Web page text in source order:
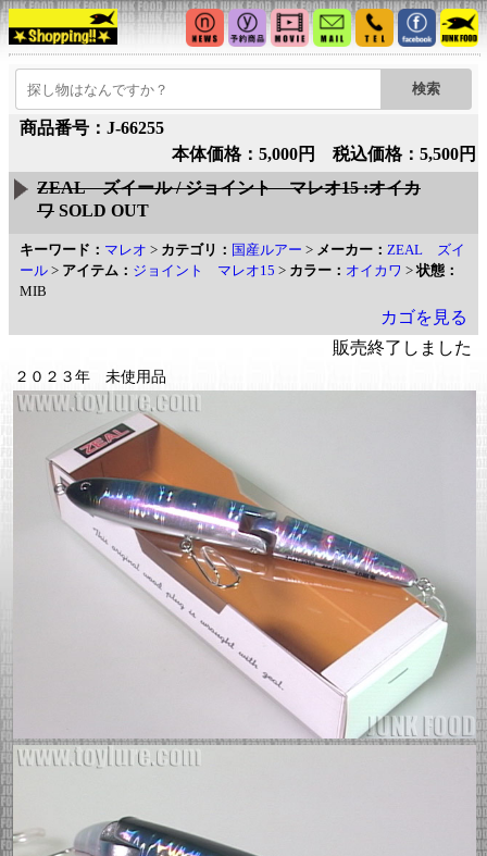
商品番号：J-66255
本体価格：5,000円 税込価格：5,500円
ZEAL ズイール / ジョイント マレオ15 :オイカ
ワ SOLD OUT
キーワード： マレオ > カテゴリ： 国産ルアー > メーカー： ZEAL ズイ
ール > アイテム： ジョイント マレオ15 > カラー： オイカワ >状態：
MIB
カゴを見る
販売終了しました
２０２３年 未使用品